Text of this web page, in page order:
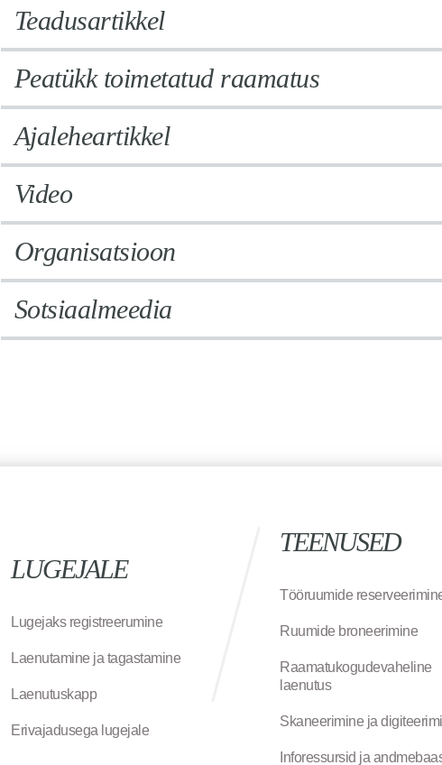
Teadusartikkel
Peatükk toimetatud raamatus
Ajaleheartikkel
Video
Organisatsioon
Sotsiaalmeedia
LUGEJALE
Lugejaks registreerumine
Laenutamine ja tagastamine
Laenutuskapp
Erivajadusega lugejale
TEENUSED
Tööruumide
Ruumide broneerimine
Raamatukogudevaheline
laenutus
Skaneerimine ja
Inforessursid ja